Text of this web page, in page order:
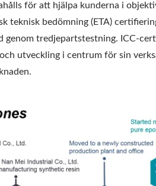
för att hjälpa kunderna i
teknisk bedömning (ETA)
genom tredjepartstestning. ICC-
utveckling i centrum för sin